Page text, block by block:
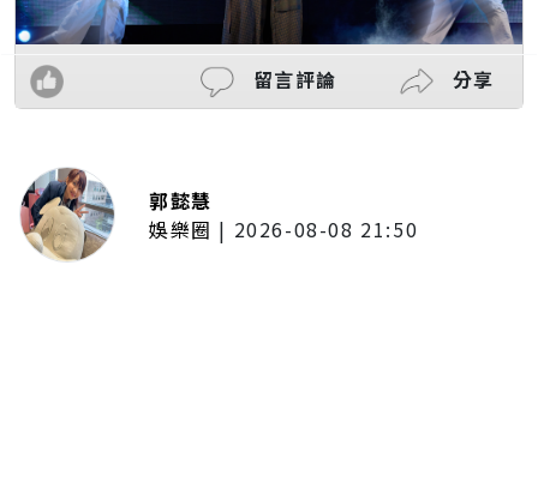
留言評論 分享
郭懿慧
娛樂圈 | 2026-08-08 21:50